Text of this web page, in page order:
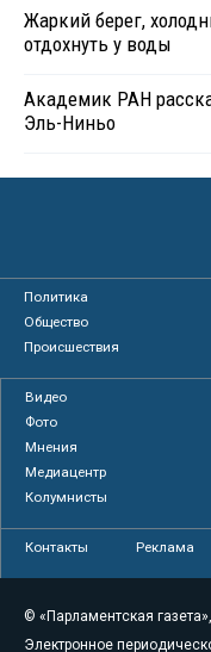
Жаркий берег,
отдохнуть у воды
Академик РАН
Эль-Ниньо
Политика
Общество
Происшествия
Видео
Фото
Мнения
Медиацентр
Колумнисты
Контакты Реклама
© «Парламентская
Электронное